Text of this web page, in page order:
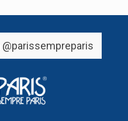
@parissempreparis